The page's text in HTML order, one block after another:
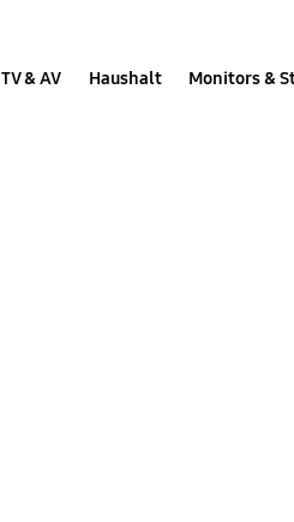
TV & AV Haushalt Monitors &